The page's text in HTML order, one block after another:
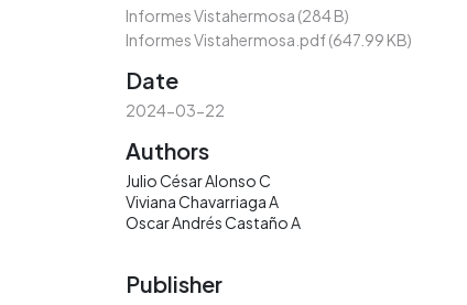
Informes Vistahermosa (284 B)
Informes Vistahermosa.pdf(647.99 KB)
Date
2024-03-22
Authors
Julio César Alonso C
Viviana Chavarriaga A
Oscar Andrés Castaño A
Publisher